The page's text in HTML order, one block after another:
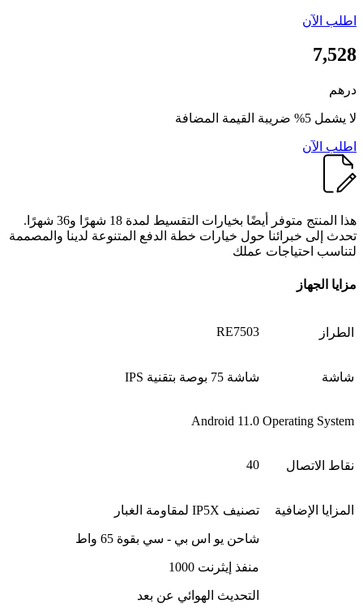
اطلب الآن
7,528
درهم
لا يشمل 5% ضريبة القيمة المضافة
اطلب الآن
هذا المنتج متوفر أيضًا بخيارات التقسيط لمدة 18 شهرًا و36 شهرًا.
تحدث إلى خبرائنا حول خيارات خطة الدفع المتنوعة لدينا والمصممة
لتناسب احتياجات عملك
مزايا الجهاز
الطراز RE7503
شاشة شاشة 75 بوصة بتقنية IPS
Operating System
Android 11.0
نقاط الاتصال 40
المزايا الإضافية تصنيف IP5X لمقاومة الغبار
شاحن يو اس بي - سي بقوة 65 واط
منفذ إيثرنت 1000
التحديث الهوائي عن بعد